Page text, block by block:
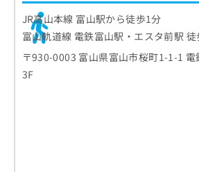
JR高山本線 富山駅から徒歩1分
富山軌道線 電鉄富山駅・エスタ前駅
〒930-0003 富山県富山市桜町1-1-1 電
3F